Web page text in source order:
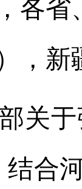
各
，
于
结